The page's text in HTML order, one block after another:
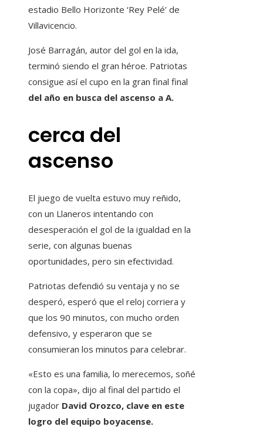
estadio Bello Horizonte ‘Rey Pelé’ de
Villavicencio.
José Barragán, autor del gol en la ida,
terminó siendo el gran héroe. Patriotas
consigue así el cupo en la gran final final
del año en busca del ascenso a A.
cerca del
ascenso
El juego de vuelta estuvo muy reñido,
con un Llaneros intentando con
desesperación el gol de la igualdad en la
serie, con algunas buenas
oportunidades, pero sin efectividad.
Patriotas defendió su ventaja y no se
desperó, esperó que el reloj corriera y
que los 90 minutos, con mucho orden
defensivo, y esperaron que se
consumieran los minutos para celebrar.
«Esto es una familia, lo merecemos, soñé
con la copa», dijo al final del partido el
jugador David Orozco, clave en este
logro del equipo boyacense.